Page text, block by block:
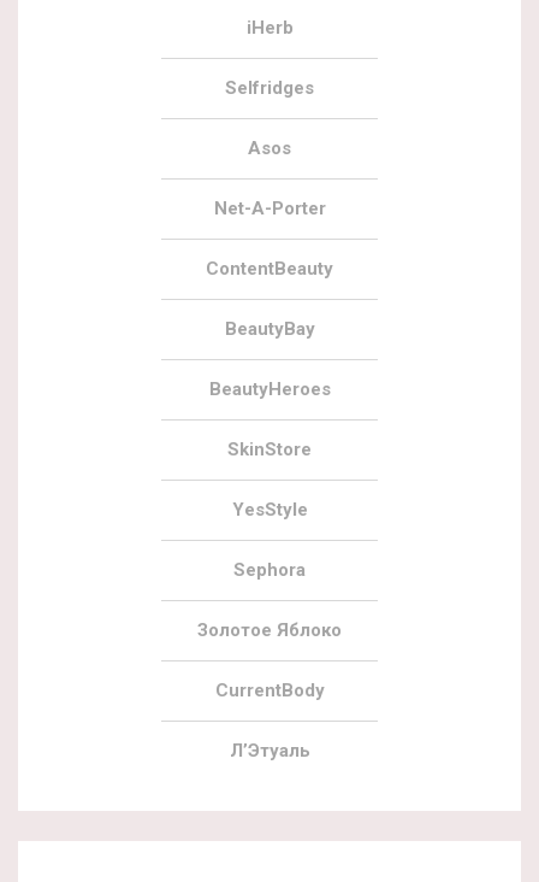
iHerb
Selfridges
Asos
Net-A-Porter
ContentBeauty
BeautyBay
BeautyHeroes
SkinStore
YesStyle
Sephora
Золотое Яблоко
CurrentBody
Л’Этуаль